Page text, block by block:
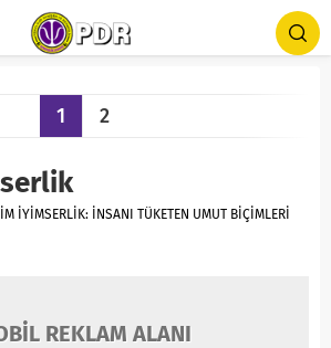
1 2
İYİMSERLİK: İNSANI TÜKETEN UMUT BİÇİMLERİ
REKLAM ALANI